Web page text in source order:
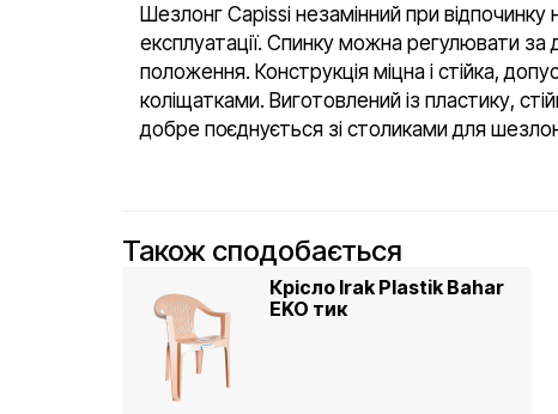
Шезлонг Capissi незамінний при
експлуатації. Спинку можна регулювати
положення. Конструкція міцна і стійка,
коліщатками. Виготовлений із пластику,
добре поєднується зі столиками для
Також сподобається
Крісло Irak Plastik Bahar
EKO тик